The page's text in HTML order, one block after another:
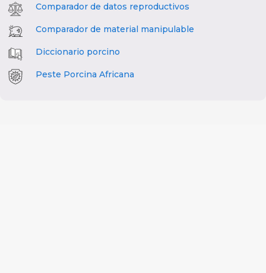
Comparador de datos reproductivos
Comparador de material manipulable
Diccionario porcino
Peste Porcina Africana